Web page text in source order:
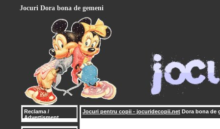
Jocuri Dora bona de gemeni
Reclama /
Advertisment
Jocuri pentru copii - jocuridecopii.net Dora bona de